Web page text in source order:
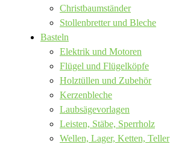
Christbaumständer
Stollenbretter und Bleche
Basteln
Elektrik und Motoren
Flügel und Flügelköpfe
Holztüllen und Zubehör
Kerzenbleche
Laubsägevorlagen
Leisten, Stäbe, Sperrholz
Wellen, Lager, Ketten, Teller